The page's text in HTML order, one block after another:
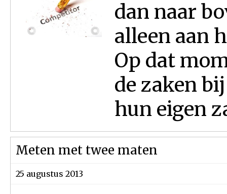
dan naar
alleen aan
Op dat
de zaken
hun eigen
Meten met twee maten
25 augustus 2013